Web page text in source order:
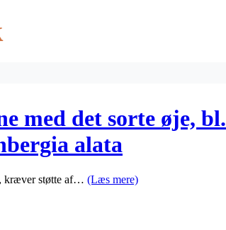
med det sorte øje,
alata
kræver støtte af… (Læs mere)